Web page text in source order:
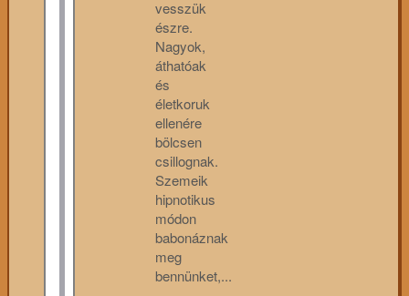
vesszük
észre.
Nagyok,
áthatóak
és
életkoruk
ellenére
bölcsen
csillognak.
Szemeik
hipnotikus
módon
babonáznak
meg
bennünket,...